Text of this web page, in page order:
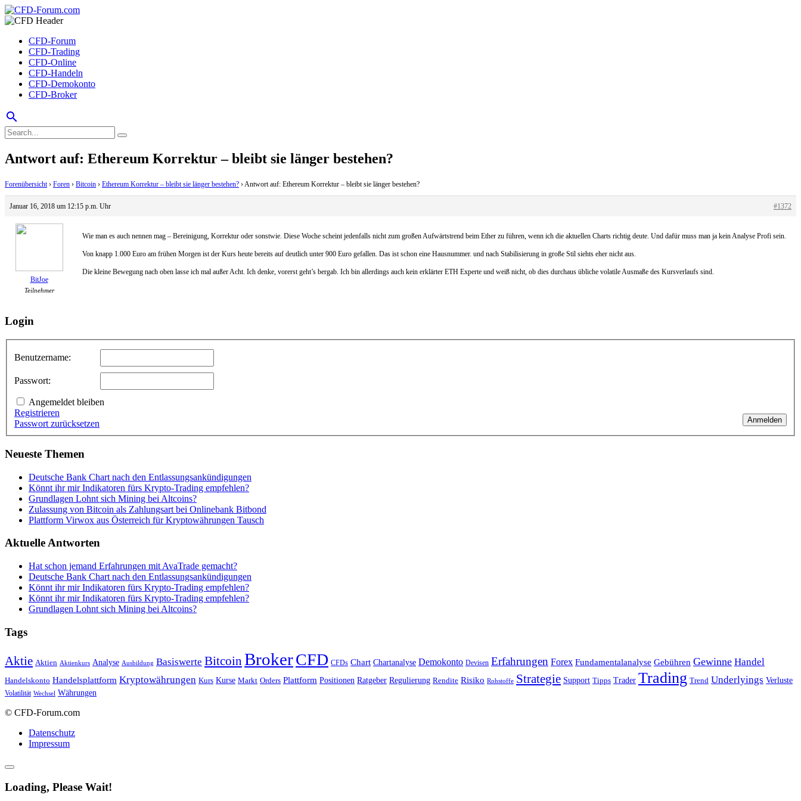
CFD-Forum
CFD-Trading
CFD-Online
CFD-Handeln
CFD-Demokonto
CFD-Broker
search
Antwort auf: Ethereum Korrektur – bleibt sie länger bestehen?
Forenübersicht › Foren › Bitcoin › Ethereum Korrektur – bleibt sie länger bestehen? ›Antwort auf: Ethereum Korrektur – bleibt sie länger bestehen?
Januar 16, 2018 um 12:15 p.m. Uhr #1372
BitJoe
Teilnehmer
Wie man es auch nennen mag – Bereinigung, Korrektur oder sonstwie. Diese Woche scheint jedenfalls nicht zum großen Aufwärtstrend beim Ether zu führen, wenn ich die aktuellen Charts richtig deute. Und dafür muss man ja kein Analyse Profi sein.
Von knapp 1.000 Euro am frühen Morgen ist der Kurs heute bereits auf deutlich unter 900 Euro gefallen. Das ist schon eine Hausnummer. und nach Stabilisierung in große Stil siehts eher nicht aus.
Die kleine Bewegung nach oben lasse ich mal außer Acht. Ich denke, vorerst geht’s bergab. Ich bin allerdings auch kein erklärter ETH Experte und weiß nicht, ob dies durchaus übliche volatile Ausmaße des Kursverlaufs sind.
Login
Benutzername:
Passwort:
Angemeldet bleiben
Anmelden
Registrieren
Passwort zurücksetzen
Neueste Themen
Deutsche Bank Chart nach den Entlassungsankündigungen
Könnt ihr mir Indikatoren fürs Krypto-Trading empfehlen?
Grundlagen Lohnt sich Mining bei Altcoins?
Zulassung von Bitcoin als Zahlungsart bei Onlinebank Bitbond
Plattform Virwox aus Österreich für Kryptowährungen Tausch
Aktuelle Antworten
Hat schon jemand Erfahrungen mit AvaTrade gemacht?
Deutsche Bank Chart nach den Entlassungsankündigungen
Könnt ihr mir Indikatoren fürs Krypto-Trading empfehlen?
Könnt ihr mir Indikatoren fürs Krypto-Trading empfehlen?
Grundlagen Lohnt sich Mining bei Altcoins?
Tags
Aktie Aktien Aktienkurs Analyse Ausbildung Basiswerte Bitcoin BrokerCFD CFDs Chart Chartanalyse Demokonto Devisen Erfahrungen Forex Fundamentalanalyse Gebühren Gewinne Handel
Handelskonto Handelsplattform Kryptowährungen Kurs Kurse Markt Orders Plattform Positionen Ratgeber Regulierung Rendite Risiko Rohstoffe Strategie Support Tipps Trader Trading Trend Underlyings Verluste
Volatilität Wechsel Währungen
© CFD-Forum.com
Datenschutz
Impressum
Loading, Please Wait!